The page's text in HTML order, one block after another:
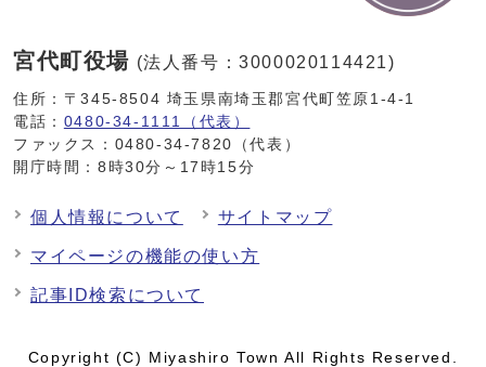
宮代町役場 (法人番号：3000020114421)
住所：〒345-8504 埼玉県南埼玉郡宮代町笠原1-4-1
電話： 0480-34-1111（代表）
ファックス：0480-34-7820（代表）
開庁時間：8時30分～17時15分
個人情報について サイトマップ
マイページの機能の使い方
記事ID検索について
Copyright (C) Miyashiro Town All Rights Reserved.